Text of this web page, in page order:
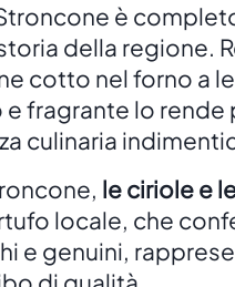
è
della regione.
cotto nel forno a
e fragrante lo
culinaria
le ciriole e
locale, che
e genuini,